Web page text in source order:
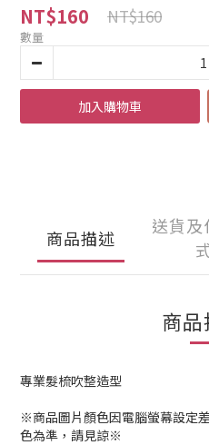
NT$160 NT$160
數量
加入購物車
商品描述
送貨及
商
專業髮梳吹整造型
※商品圖片顏色因電腦螢幕設定
色為準，請見諒※